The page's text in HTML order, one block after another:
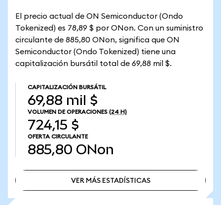
El precio actual de ON Semiconductor (Ondo
Tokenized) es 78,89 $ por ONon. Con un suministro
circulante de 885,80 ONon, significa que ON
Semiconductor (Ondo Tokenized) tiene una
capitalización bursátil total de 69,88 mil $.
CAPITALIZACIÓN BURSÁTIL
69,88 mil $
VOLUMEN DE OPERACIONES (24 H)
724,15 $
OFERTA CIRCULANTE
885,80 ONon
VER MÁS ESTADÍSTICAS